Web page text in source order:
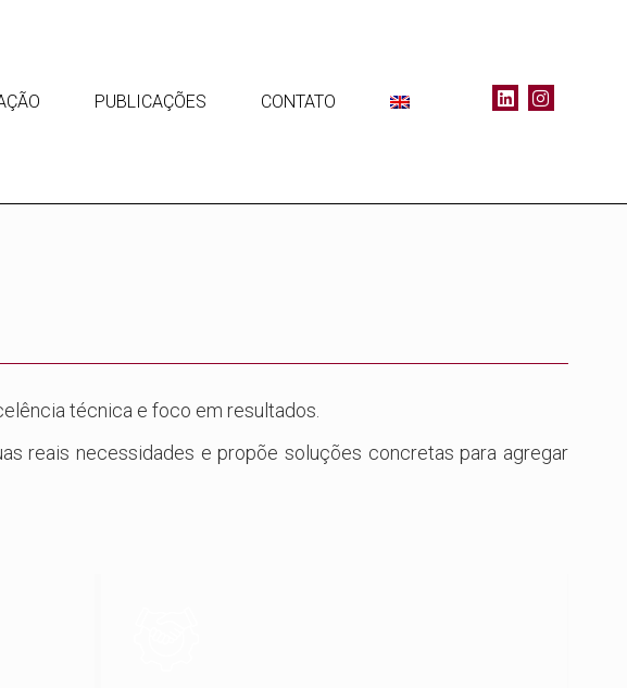
PUBLICAÇÕES CONTATO
técnica e foco em resultados.
reais necessidades e propõe soluções concretas para agregar